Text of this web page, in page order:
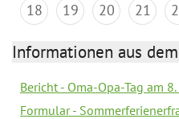
18
19 20 21
Informationen aus
Bericht - Oma-Opa-Tag am
Formular -